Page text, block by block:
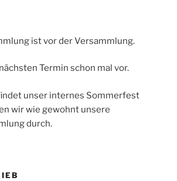
ist vor der Versammlung.
Termin schon mal vor.
unser internes Sommerfest
wir wie gewohnt unsere
durch.